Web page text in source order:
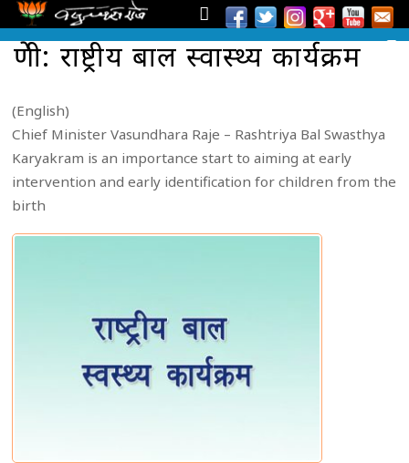
श्रेणी: राष्ट्रीय बाल स्वास्थ्य कार्यक्रम
(English)
Chief Minister Vasundhara Raje – Rashtriya Bal Swasthya
Karyakram is an importance start to aiming at early
intervention and early identification for children from the
birth